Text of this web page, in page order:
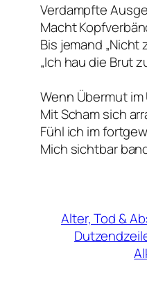
Verdampfte
Macht
Bis jemand „Nicht
„Ich hau die Brut
Wenn Übermut
Mit Scham sich
Fühl ich im
Mich sichtbar
Alter, Tod &